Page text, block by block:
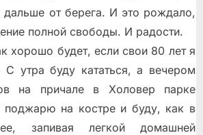
от берега. И это рождало,
полной свободы. И радости.
хорошо будет, если свои 80 лет я
С утра буду кататься, а вечером
на причале в Холовер парке
поджарю на костре и буду, как в
запивая легкой домашней